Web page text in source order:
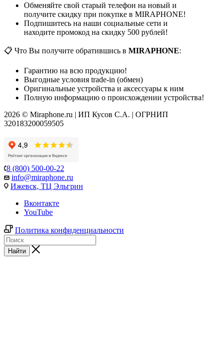
Обменяйте свой старый телефон на новый и
получите скидку при покупке в MIRAPHONE!
Подпишитесь на наши социальные сети и
находите промокод на скидку 500 рублей!
📋 Что Вы получите обратившись в MIRAPHONE:
Гарантию на всю продукцию!
Выгодные условия trade-in (обмен)
Оригинальные устройства и аксессуары к ним
Полную информацию о происхождении устройства!
2026 © Miraphone.ru | ИП Кусов С.А. | ОГРНИП
320183200059505
8 (800) 500-00-22
info@miraphone.ru
Ижевск, ТЦ Эльгрин
Вконтакте
YouTube
Политика конфиденциальности
Найти